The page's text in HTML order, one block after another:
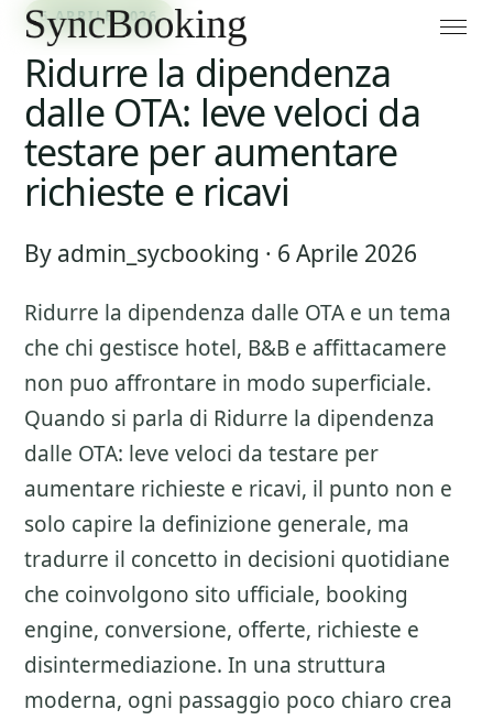
6 APRILE 2026
Ridurre la dipendenza
dalle OTA: leve veloci da
testare per aumentare
richieste e ricavi
By admin_sycbooking · 6 Aprile 2026
Ridurre la dipendenza dalle OTA e un tema
che chi gestisce hotel, B&B e affittacamere
non puo affrontare in modo superficiale.
Quando si parla di Ridurre la dipendenza
dalle OTA: leve veloci da testare per
aumentare richieste e ricavi, il punto non e
solo capire la definizione generale, ma
tradurre il concetto in decisioni quotidiane
che coinvolgono sito ufficiale, booking
engine, conversione, offerte, richieste e
disintermediazione. In una struttura
moderna, ogni passaggio poco chiaro crea